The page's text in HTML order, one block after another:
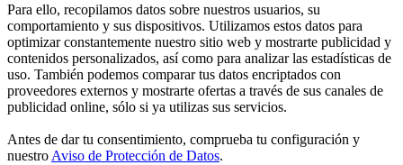
Para ello, recopilamos datos sobre nuestros usuarios, su
comportamiento y sus dispositivos. Utilizamos estos datos para
optimizar constantemente nuestro sitio web y mostrarte publicidad y
contenidos personalizados, así como para analizar las estadísticas de
uso. También podemos comparar tus datos encriptados con
proveedores externos y mostrarte ofertas a través de sus canales de
publicidad online, sólo si ya utilizas sus servicios.
Antes de dar tu consentimiento, comprueba tu configuración y
nuestro Aviso de Protección de Datos.